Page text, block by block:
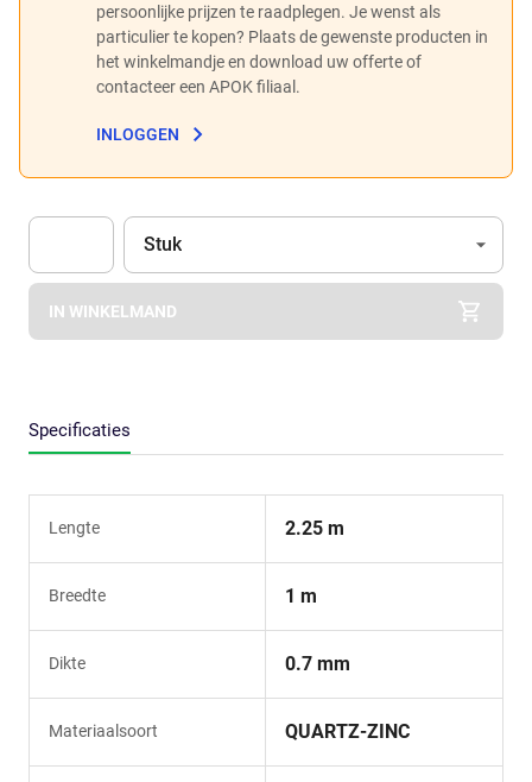
persoonlijke prijzen te raadplegen. Je wenst als
particulier te kopen? Plaats de gewenste producten in
het winkelmandje en download uw offerte of
contacteer een APOK filiaal.
INLOGGEN
Apok.Product.Detail.AddToCart.Quantity (Optioneel)
Eenheid
Stuk
IN WINKELMAND
Specificaties
Lengte 2.25 m
Breedte 1 m
Dikte 0.7 mm
Materiaalsoort QUARTZ-ZINC